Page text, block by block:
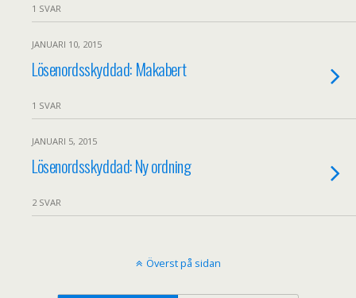
1 SVAR
JANUARI 10, 2015
Lösenordsskyddad: Makabert
1 SVAR
JANUARI 5, 2015
Lösenordsskyddad: Ny ordning
2 SVAR
Överst på sidan